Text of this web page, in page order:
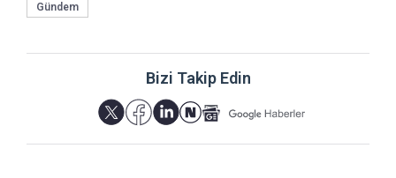
Gündem
Bizi Takip Edin